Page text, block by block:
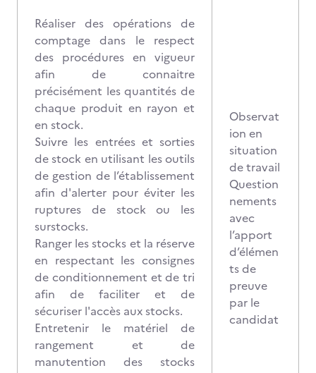
Réaliser des opérations de
comptage dans le respect
des procédures en vigueur
afin de connaitre
précisément les quantités de
chaque produit en rayon et
en stock.
Suivre les entrées et sorties
de stock en utilisant les outils
de gestion de l’établissement
afin d'alerter pour éviter les
ruptures de stock ou les
surstocks.
Ranger les stocks et la réserve
en respectant les consignes
de conditionnement et de tri
afin de faciliter et de
sécuriser l'accès aux stocks.
Entretenir le matériel de
rangement et de
manutention des stocks
Observat
ion en
situation
de travail
Question
nements
avec
l’apport
d’élémen
ts de
preuve
par le
candidat